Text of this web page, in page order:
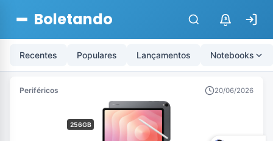
Boletando $
Recentes Populares Lançamentos Notebooks
Periféricos 20/06/2026
256GB